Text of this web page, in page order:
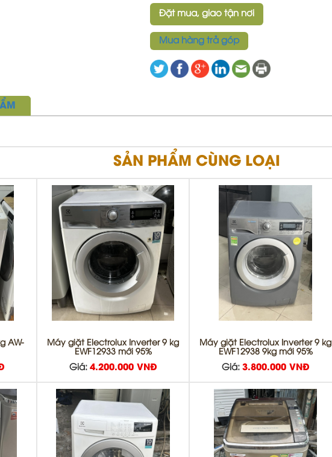
Đặt mua, giao tận nơi
Mua hàng trả góp
SẢN PHẨM CÙNG LOẠI
AW-
Máy giặt Electrolux Inverter 9 kg
EWF12933 mới 95%
Giá: 4.200.000 VNĐ
Máy giặt Electrolux Inverter 9 kg
EWF12938 9kg mới 95%
Giá: 3.800.000 VNĐ